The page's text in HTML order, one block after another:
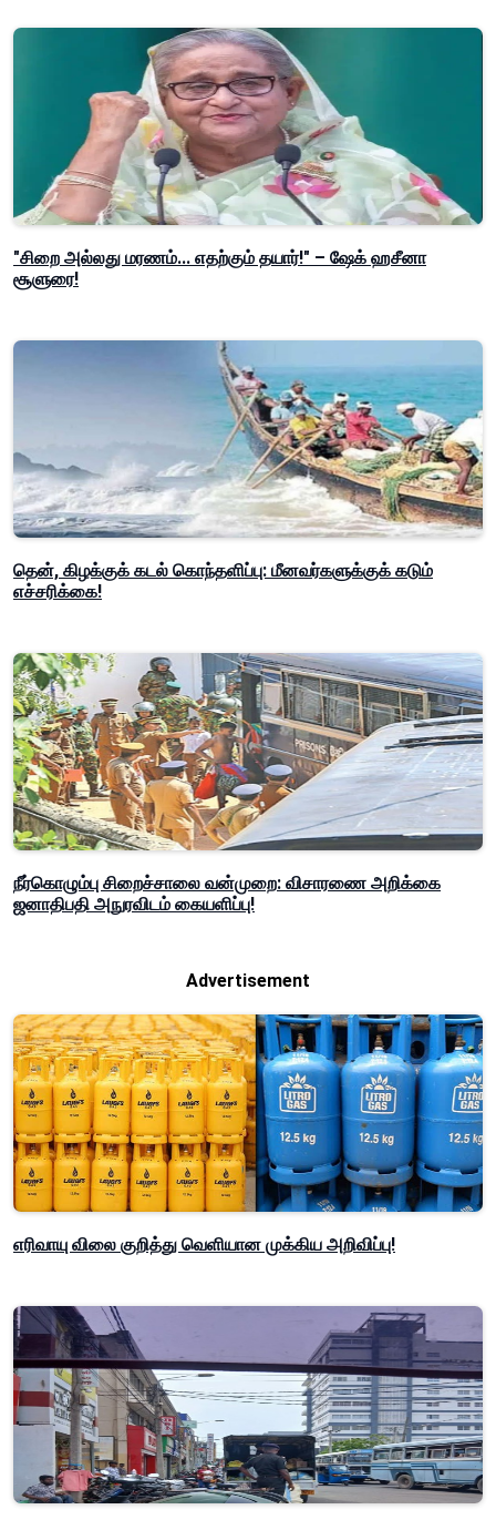
"சிறை அல்லது மரணம்... எதற்கும் தயார்!" – ஷேக் ஹசீனா
சூளுரை!
தென், கிழக்குக் கடல் கொந்தளிப்பு: மீனவர்களுக்குக் கடும்
எச்சரிக்கை!
நீர்கொழும்பு சிறைச்சாலை வன்முறை: விசாரணை அறிக்கை
ஜனாதிபதி அநுரவிடம் கையளிப்பு!
Advertisement
எரிவாயு விலை குறித்து வெளியான முக்கிய அறிவிப்பு!